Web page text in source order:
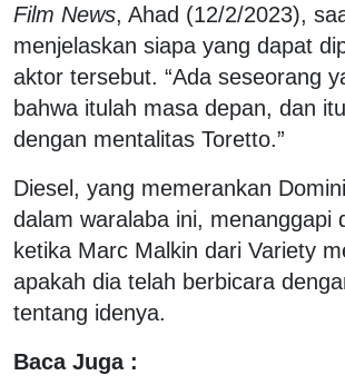
Film News, Ahad (12/2/2023),
menjelaskan siapa yang dapat
aktor tersebut. “Ada seseorang
bahwa itulah masa depan, dan
dengan mentalitas Toretto.”
Diesel, yang memerankan
dalam waralaba ini, menanggapi
ketika Marc Malkin dari Variety
apakah dia telah berbicara
tentang idenya.
Baca Juga :